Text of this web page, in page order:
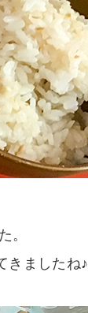
。
きましたね♪